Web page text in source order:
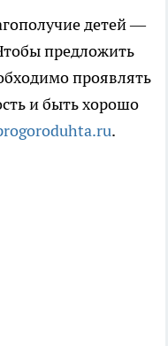
детей —
предложить
проявлять
и быть хорошо
.